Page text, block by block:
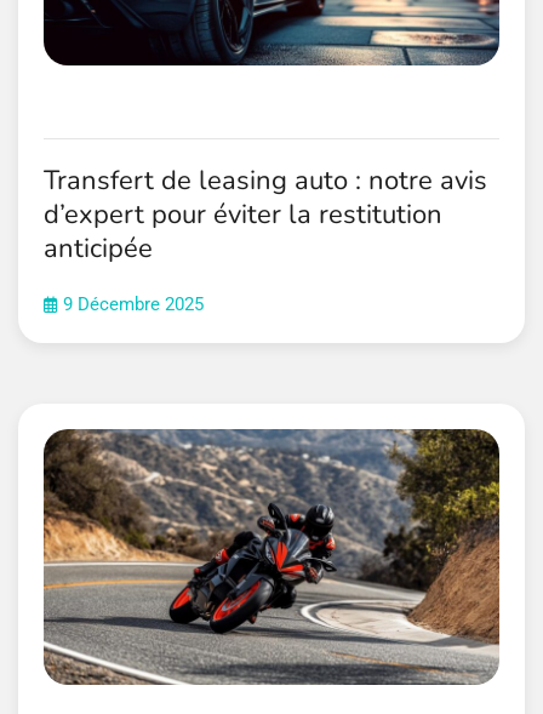
Transfert de leasing auto : notre avis
d’expert pour éviter la restitution
anticipée
9 Décembre 2025